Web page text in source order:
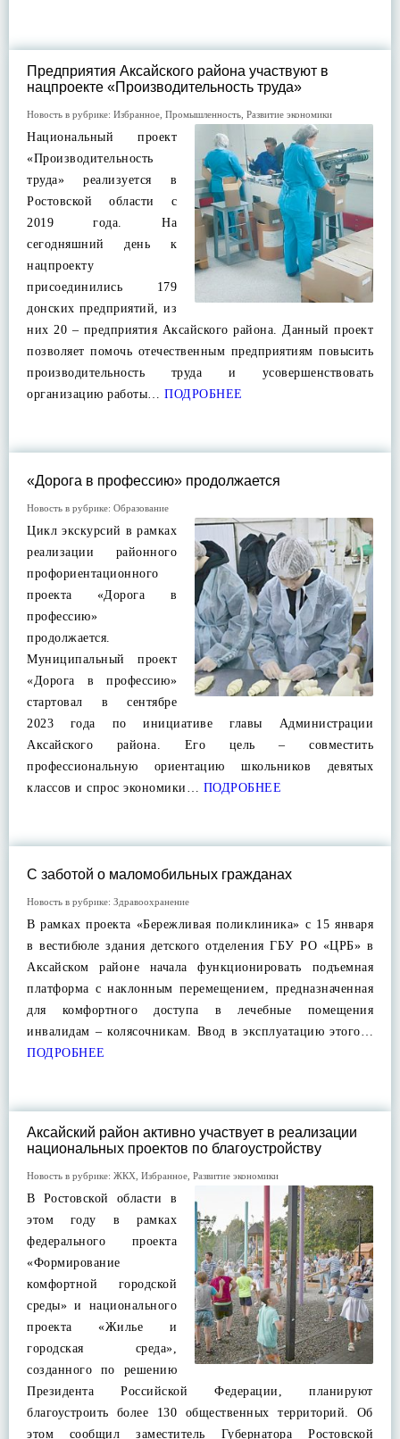
Предприятия Аксайского района участвуют в
нацпроекте «Производительность труда»
Новость в рубрике: Избранное Промышленность Развитие экономики
Национальный проект
«Производительность
труда» реализуется в
Ростовской области с
2019 года. На
сегодняшний день к
нацпроекту
присоединились 179
донских предприятий, из
них 20 – предприятия Аксайского района. Данный проект
позволяет помочь отечественным предприятиям повысить
производительность труда и усовершенствовать
организацию работы… ПОДРОБНЕЕ
«Дорога в профессию» продолжается
Новость в рубрике: Образование
Цикл экскурсий в рамках
реализации районного
профориентационного
проекта «Дорога в
профессию»
продолжается.
Муниципальный проект
«Дорога в профессию»
стартовал в сентябре
2023 года по инициативе главы Администрации
Аксайского района. Его цель – совместить
профессиональную ориентацию школьников девятых
классов и спрос экономики… ПОДРОБНЕЕ
С заботой о маломобильных гражданах
Новость в рубрике: Здравоохранение
В рамках проекта «Бережливая поликлиника» с 15 января
в вестибюле здания детского отделения ГБУ РО «ЦРБ» в
Аксайском районе начала функционировать подъемная
платформа с наклонным перемещением, предназначенная
для комфортного доступа в лечебные помещения
инвалидам – колясочникам. Ввод в эксплуатацию этого…
ПОДРОБНЕЕ
Аксайский район активно участвует в реализации
национальных проектов по благоустройству
Новость в рубрике: ЖКХ Избранное Развитие экономики
В Ростовской области в
этом году в рамках
федерального проекта
«Формирование
комфортной городской
среды» и национального
проекта «Жилье и
городская среда»,
созданного по решению
Президента Российской Федерации, планируют
благоустроить более 130 общественных территорий. Об
этом сообщил заместитель Губернатора Ростовской